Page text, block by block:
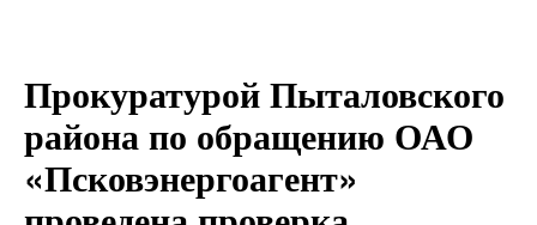
Новости
Контакты
Прокуратурой Пыталовского
района по обращению ОАО
«Псковэнергоагент»